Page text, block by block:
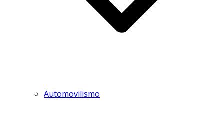
Automovilismo